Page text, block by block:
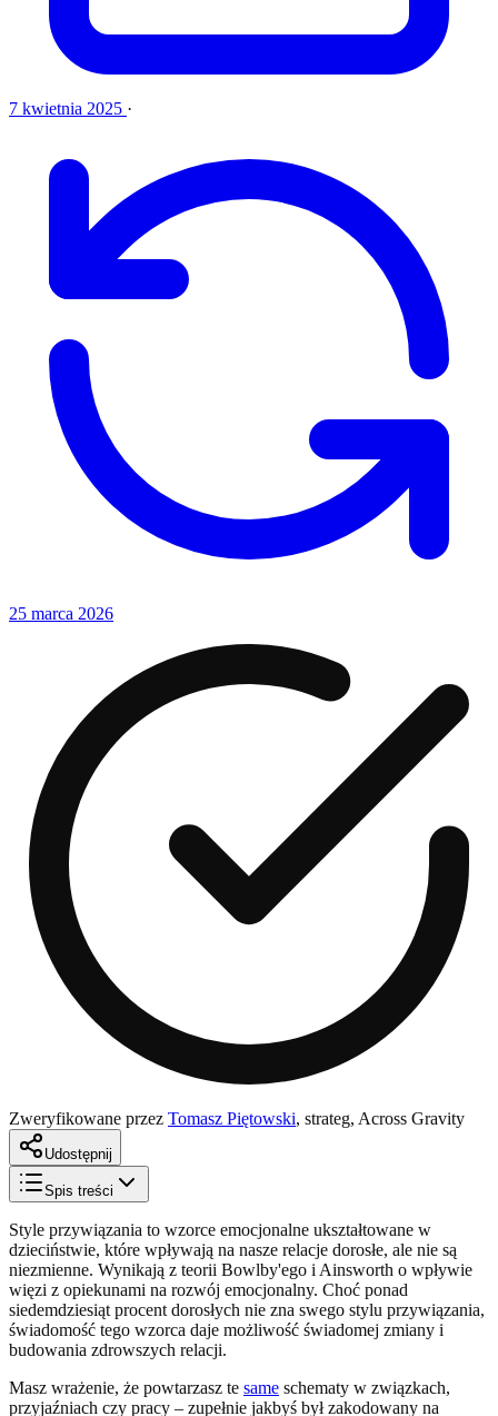
7 kwietnia 2025 ·
25 marca 2026
Zweryfikowane przez Tomasz Piętowski, strateg, Across Gravity
Udostępnij
Spis treści
Style przywiązania to wzorce emocjonalne ukształtowane w
dzieciństwie, które wpływają na nasze relacje dorosłe, ale nie są
niezmienne. Wynikają z teorii Bowlby'ego i Ainsworth o wpływie
więzi z opiekunami na rozwój emocjonalny. Choć ponad
siedemdziesiąt procent dorosłych nie zna swego stylu przywiązania,
świadomość tego wzorca daje możliwość świadomej zmiany i
budowania zdrowszych relacji.
Masz wrażenie, że powtarzasz te same schematy w związkach,
przyjaźniach czy pracy – zupełnie jakbyś był zakodowany na